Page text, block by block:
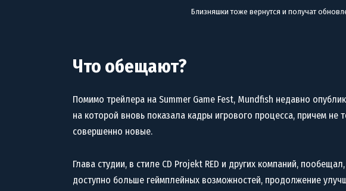
Близняшки тоже вернутся и получат
Что обещают?
Помимо трейлера на Summer Game Fest, Mundfish недавно
на которой вновь показала кадры игрового процесса, причем не
совершенно новые.
Глава студии, в стиле CD Projekt RED и других компаний,
доступно больше геймплейных возможностей, продолжение